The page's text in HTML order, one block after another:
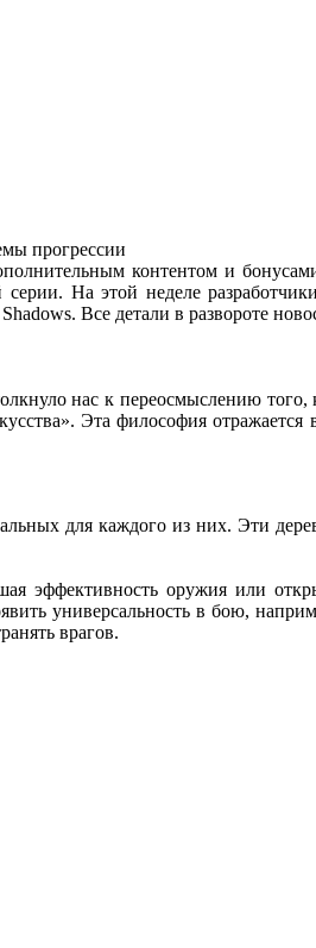
прогрессии
контентом и
На этой неделе
Все детали в развороте
нас к переосмыслению
Эта философия отражается
для каждого из них. Эти
эффективность оружия или
универсальность в бою,
врагов.